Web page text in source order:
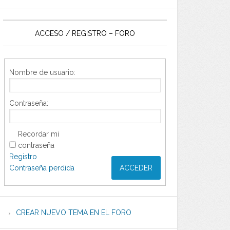
ACCESO / REGISTRO – FORO
Nombre de usuario:
Contraseña:
Recordar mi
contraseña
ACCEDER
Registro
Contraseña perdida
CREAR NUEVO TEMA EN EL FORO